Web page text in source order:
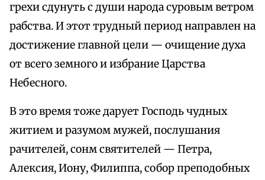
грехи сдунуть с души народа суровым ветром
рабства. И этот трудный период направлен на
достижение главной цели — очищение духа
от всего земного и избрание Царства
Небесного.
В это время тоже дарует Господь чудных
житием и разумом мужей, послушания
рачителей, сонм святителей — Петра,
Алексия, Иону, Филиппа, собор преподобных